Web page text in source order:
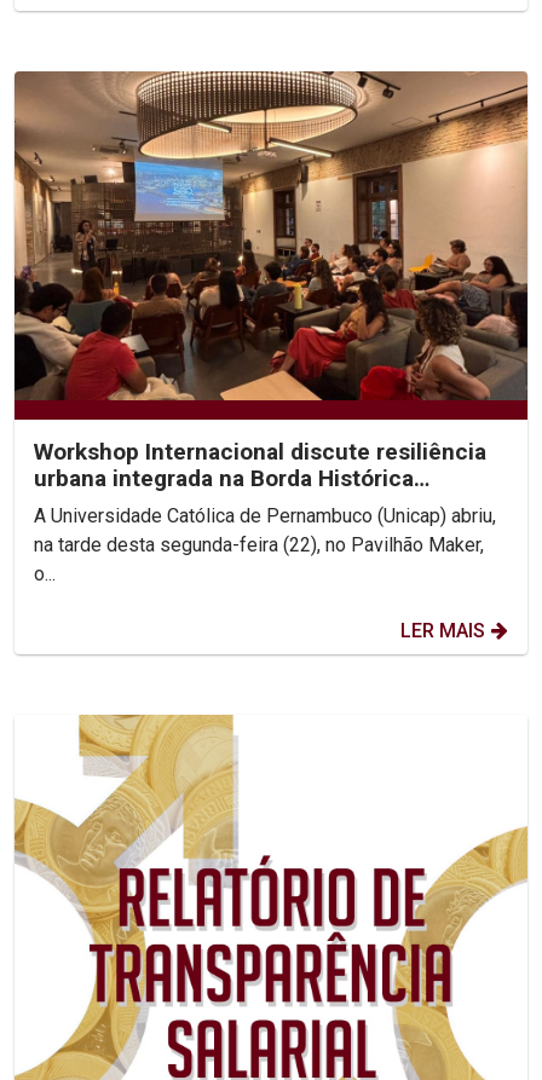
Workshop Internacional discute resiliência
urbana integrada na Borda Histórica
Continental do Recife
A Universidade Católica de Pernambuco (Unicap) abriu,
na tarde desta segunda-feira (22), no Pavilhão Maker,
o...
LER MAIS